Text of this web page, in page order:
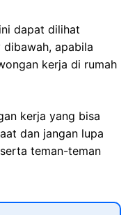
dapat dilihat
apabila
kerja di rumah
kerja yang bisa
dan jangan lupa
teman-teman